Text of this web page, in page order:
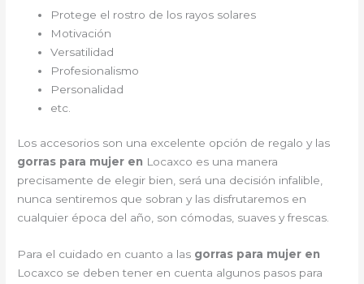
Protege el rostro de los rayos solares
Motivación
Versatilidad
Profesionalismo
Personalidad
etc.
Los accesorios son una excelente opción de regalo y las
gorras para mujer en Locaxco es una manera
precisamente de elegir bien, será una decisión infalible,
nunca sentiremos que sobran y las disfrutaremos en
cualquier época del año, son cómodas, suaves y frescas.
Para el cuidado en cuanto a las gorras para mujer en
Locaxco se deben tener en cuenta algunos pasos para